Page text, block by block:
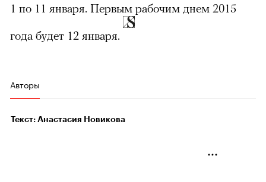
1 по 11 января. Первым рабочим днем 2015
года будет 12 января.
Авторы
Текст: Анастасия Новикова